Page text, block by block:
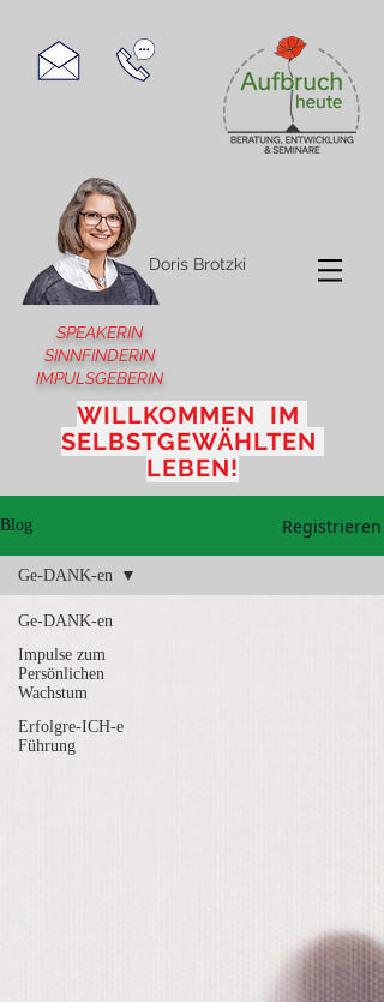
Doris Brotzki
SPEAKERIN
SINNFINDERIN
IMPULSGEBERIN
WILLKOMMEN IM
SELBSTGEWÄHLTEN
LEBEN!
Blog Registrieren
Ge-DANK-en
Impulse zum
Persönlichen
Wachstum
Erfolgre-ICH-e
Führung
Ge-DANK-en